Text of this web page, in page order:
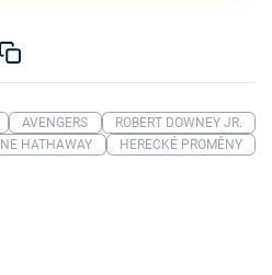
AVENGERS
ROBERT DOWNEY JR.
HATHAWAY
HERECKÉ PROMĚNY